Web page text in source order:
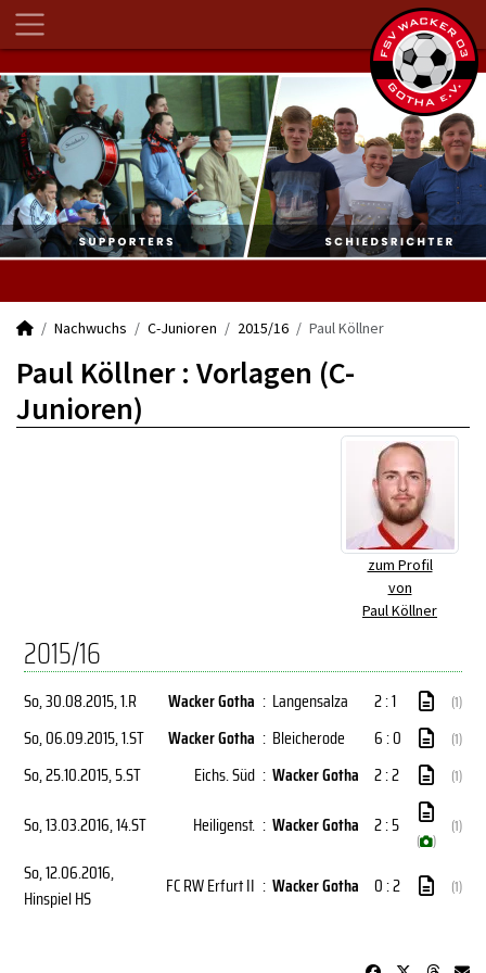
Nachwuchs C-Junioren 2015/16 Paul Köllner
Paul Köllner : Vorlagen (C-
Junioren)
zum Profil
von
Paul Köllner
2015/16
So, 30.08.2015, 1.R Wacker Gotha : Langensalza 2 : 1 (1)
So, 06.09.2015, 1.ST Wacker Gotha : Bleicherode 6 : 0 (1)
So, 25.10.2015, 5.ST Eichs. Süd : Wacker Gotha 2 : 2 (1)
So, 13.03.2016, 14.ST Heiligenst. : Wacker Gotha 2 : 5
( )
(1)
So, 12.06.2016,
Hinspiel HS
FC RW Erfurt II : Wacker Gotha 0 : 2 (1)